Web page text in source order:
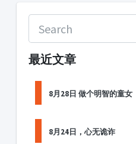
最近文章
8月28日 做个明智的童女
8月24日，心无诡诈